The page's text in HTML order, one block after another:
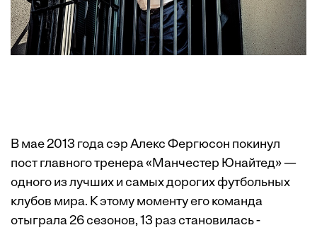
В мае 2013 года сэр Алекс Фергюсон покинул
пост главного тренера «Манчестер Юнайтед» —
одного из лучших и самых дорогих футбольных
клубов мира. К этому моменту его команда
отыграла 26 сезонов, 13 раз становилась ­